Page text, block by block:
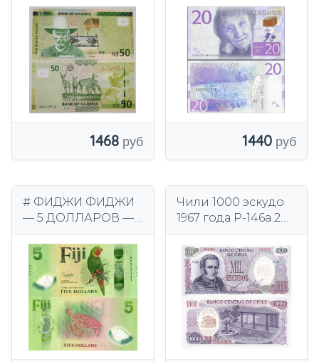
1468 1440
# ФИДЖИ ФИДЖИ
— 5 ДОЛЛАРОВ —
полимер UNC
(серия АА)
Чили 1000 эскудо
1967 года P-146a.2